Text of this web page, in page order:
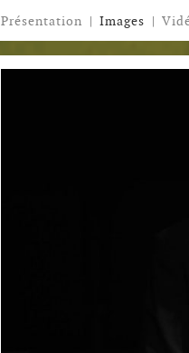
Présentation | Images |